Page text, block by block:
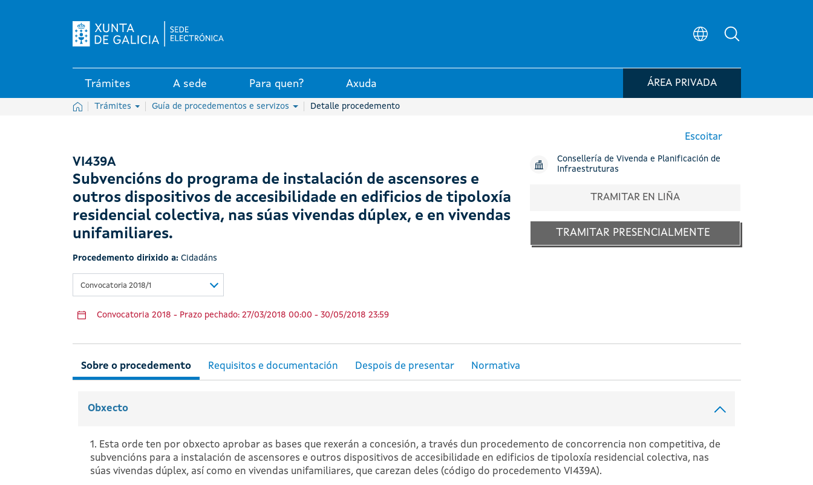
Trámites A sede Para quen? Axuda ÁREA PRIVADA
InicioTrámites Guía de procedementos e servizos Detalle procedemento
Escoitar
VI439A
Subvencións do programa de instalación de ascensores e
outros dispositivos de accesibilidade en edificios de tipoloxía
residencial colectiva, nas súas vivendas dúplex, e en vivendas
unifamiliares.
Procedemento dirixido a: Cidadáns
Convocatoria 2018/1
Convocatoria 2018 - Prazo pechado: 27/03/2018 00:00 - 30/05/2018 23:59
Consellería de Vivenda e Planificación de
Infraestruturas
TRAMITAR EN LIÑA
TRAMITAR PRESENCIALMENTE
Sobre o procedemento Despois de presentar
Obxecto
1. Esta orde ten por obxecto aprobar as bases que rexerán a concesión, a través dun procedemento de concorrencia non competitiva, de
subvencións para a instalación de ascensores e outros dispositivos de accesibilidade en edificios de tipoloxía residencial colectiva, nas
súas vivendas dúplex, así como en vivendas unifamiliares, que carezan deles (código do procedemento VI439A).